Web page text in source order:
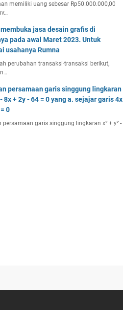
memiliki uang sebesar Rp50.000.000,00
jasa desain grafis di
pada awal Maret 2023. Untuk
usahanya Rumna
perubahan transaksi-transaksi berikut,
persamaan garis singgung lingkaran
8x + 2y - 64 = 0 yang a. sejajar garis 4x
0
persamaan garis singgung lingkaran x² + y² -